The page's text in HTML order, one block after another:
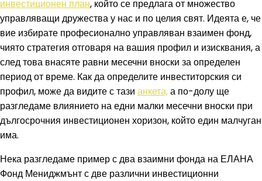
инвестиционен план, който се предлага от множество
управляващи дружества у нас и по целия свят. Идеята е, че
вие избирате професионално управляван взаимен фонд,
чиято стратегия отговаря на вашия профил и изисквания, а
след това внасяте равни месечни вноски за определен
период от време. Как да определите инвеститорския си
профил, може да видите с тази анкета,а по-долу ще
разгледаме влиянието на едни малки месечни вноски при
дългосрочния инвестиционен хоризон, който един малчуган
има.
Нека разгледаме пример с два взаимни фонда на ЕЛАНА
Фонд Мениджмънт с две различни инвестиционни